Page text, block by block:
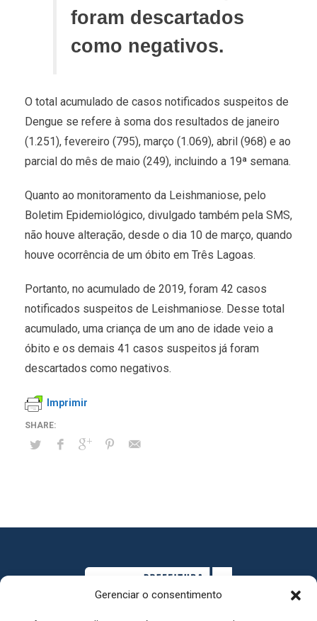
Gerenciar o consentimento
foram descartados
como negativos.
O total acumulado de casos notificados suspeitos de
Dengue se refere à soma dos resultados de janeiro
(1.251), fevereiro (795), março (1.069), abril (968) e ao
parcial do mês de maio (249), incluindo a 19ª semana.
Quanto ao monitoramento da Leishmaniose, pelo
Boletim Epidemiológico, divulgado também pela SMS,
não houve alteração, desde o dia 10 de março, quando
houve ocorrência de um óbito em Três Lagoas.
Portanto, no acumulado de 2019, foram 42 casos
notificados suspeitos de Leishmaniose. Desse total
acumulado, uma criança de um ano de idade veio a
óbito e os demais 41 casos suspeitos já foram
descartados como negativos.
Imprimir